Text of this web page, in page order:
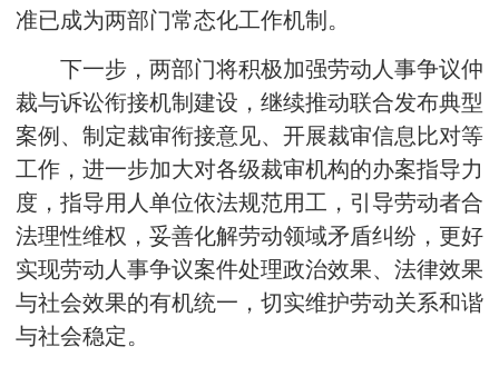
准已成为两部门常态化工作机制。
下一步，两部门将积极加强劳动人事争议仲
裁与诉讼衔接机制建设，继续推动联合发布典型
案例、制定裁审衔接意见、开展裁审信息比对等
工作，进一步加大对各级裁审机构的办案指导力
度，指导用人单位依法规范用工，引导劳动者合
法理性维权，妥善化解劳动领域矛盾纠纷，更好
实现劳动人事争议案件处理政治效果、法律效果
与社会效果的有机统一，切实维护劳动关系和谐
与社会稳定。